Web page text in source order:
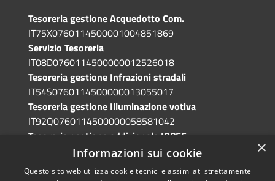
Tesoreria gestione Acquedotto Com.
IT75X0760114500001004851869
Servizio Tesoreria
IT08D0760114500000012526018
Tesoreria gestione Infrazioni stradali
IT54S0760114500000013055017
Tesoreria gestione Illuminazione votiva
IT92Q0760114500000058581042
Tesoreria gestione addizionale IRPEF
IT71A0760114500000086341765
×
Informazioni sui cookie
Questo sito web utilizza cookie tecnici e assimilati strettamente